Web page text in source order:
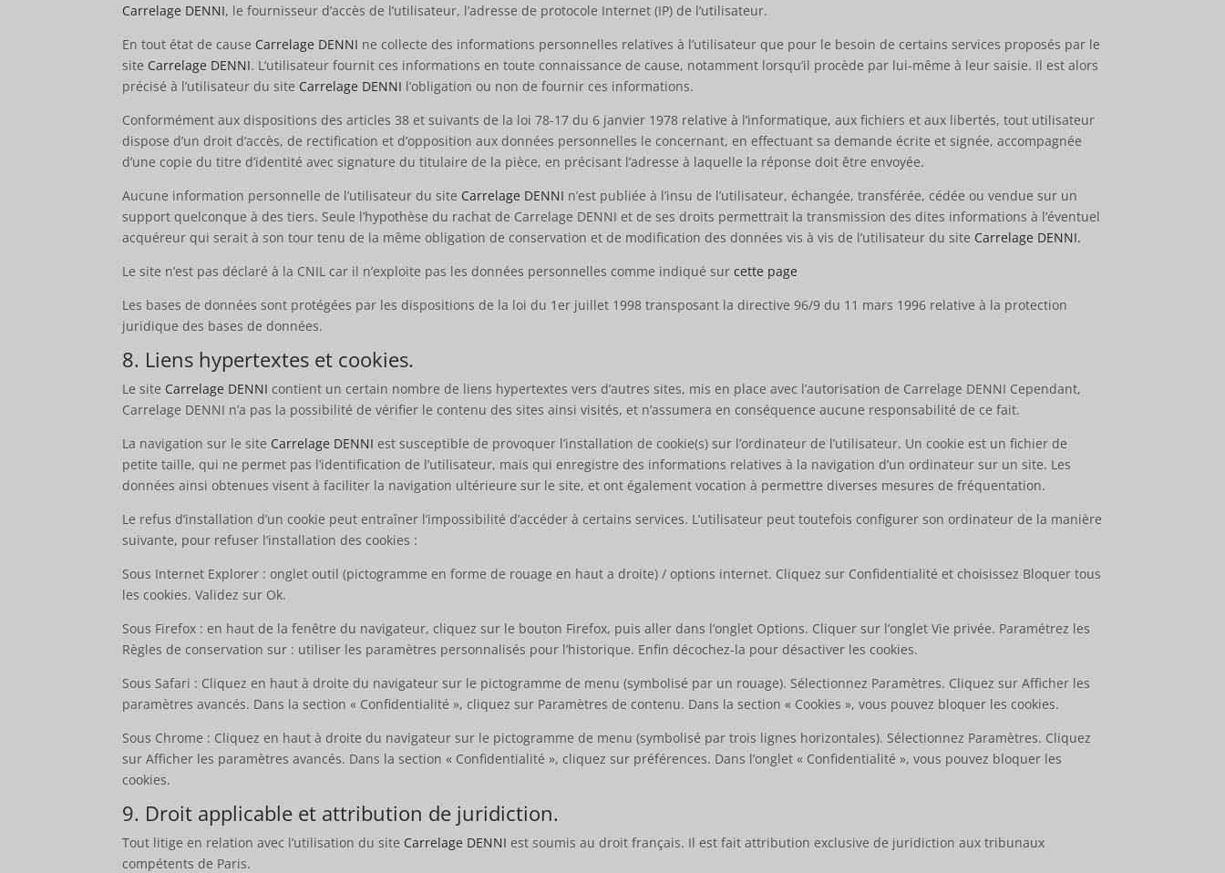
Carrelage DENNI, le fournisseur d’accès de l’utilisateur, l’adresse de protocole Internet (IP) de l’utilisateur.
En tout état de cause Carrelage DENNI ne collecte des informations personnelles relatives à l’utilisateur que pour le besoin de certains services proposés par le
site Carrelage DENNI. L’utilisateur fournit ces informations en toute connaissance de cause, notamment lorsqu’il procède par lui-même à leur saisie. Il est alors
précisé à l’utilisateur du site Carrelage DENNI l’obligation ou non de fournir ces informations.
Conformément aux dispositions des articles 38 et suivants de la loi 78-17 du 6 janvier 1978 relative à l’informatique, aux fichiers et aux libertés, tout utilisateur
dispose d’un droit d’accès, de rectification et d’opposition aux données personnelles le concernant, en effectuant sa demande écrite et signée, accompagnée
d’une copie du titre d’identité avec signature du titulaire de la pièce, en précisant l’adresse à laquelle la réponse doit être envoyée.
Aucune information personnelle de l’utilisateur du site Carrelage DENNI n’est publiée à l’insu de l’utilisateur, échangée, transférée, cédée ou vendue sur un
support quelconque à des tiers. Seule l’hypothèse du rachat de Carrelage DENNI et de ses droits permettrait la transmission des dites informations à l’éventuel
acquéreur qui serait à son tour tenu de la même obligation de conservation et de modification des données vis à vis de l’utilisateur du site Carrelage DENNI.
Le site n’est pas déclaré à la CNIL car il n’exploite pas les données personnelles comme indiqué sur cette page
Les bases de données sont protégées par les dispositions de la loi du 1er juillet 1998 transposant la directive 96/9 du 11 mars 1996 relative à la protection
juridique des bases de données.
8. Liens hypertextes et cookies.
Le site Carrelage DENNI contient un certain nombre de liens hypertextes vers d’autres sites, mis en place avec l’autorisation de Carrelage DENNI Cependant,
Carrelage DENNI n’a pas la possibilité de vérifier le contenu des sites ainsi visités, et n’assumera en conséquence aucune responsabilité de ce fait.
La navigation sur le site Carrelage DENNI est susceptible de provoquer l’installation de cookie(s) sur l’ordinateur de l’utilisateur. Un cookie est un fichier de
petite taille, qui ne permet pas l’identification de l’utilisateur, mais qui enregistre des informations relatives à la navigation d’un ordinateur sur un site. Les
données ainsi obtenues visent à faciliter la navigation ultérieure sur le site, et ont également vocation à permettre diverses mesures de fréquentation.
Le refus d’installation d’un cookie peut entraîner l’impossibilité d’accéder à certains services. L’utilisateur peut toutefois configurer son ordinateur de la manière
suivante, pour refuser l’installation des cookies :
Sous Internet Explorer : onglet outil (pictogramme en forme de rouage en haut a droite) / options internet. Cliquez sur Confidentialité et choisissez Bloquer tous
les cookies. Validez sur Ok.
Sous Firefox : en haut de la fenêtre du navigateur, cliquez sur le bouton Firefox, puis aller dans l’onglet Options. Cliquer sur l’onglet Vie privée. Paramétrez les
Règles de conservation sur : utiliser les paramètres personnalisés pour l’historique. Enfin décochez-la pour désactiver les cookies.
Sous Safari : Cliquez en haut à droite du navigateur sur le pictogramme de menu (symbolisé par un rouage). Sélectionnez Paramètres. Cliquez sur Afficher les
paramètres avancés. Dans la section « Confidentialité », cliquez sur Paramètres de contenu. Dans la section « Cookies », vous pouvez bloquer les cookies.
Sous Chrome : Cliquez en haut à droite du navigateur sur le pictogramme de menu (symbolisé par trois lignes horizontales). Sélectionnez Paramètres. Cliquez
sur Afficher les paramètres avancés. Dans la section « Confidentialité », cliquez sur préférences. Dans l’onglet « Confidentialité », vous pouvez bloquer les
cookies.
9. Droit applicable et attribution de juridiction.
Tout litige en relation avec l’utilisation du site Carrelage DENNI est soumis au droit français. Il est fait attribution exclusive de juridiction aux tribunaux
compétents de Paris.